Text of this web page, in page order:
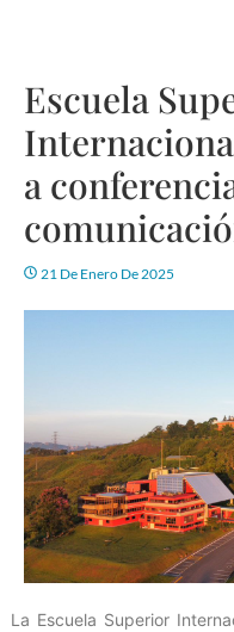
Escuela
a
21 De Enero De 2025
La Escuela Superior